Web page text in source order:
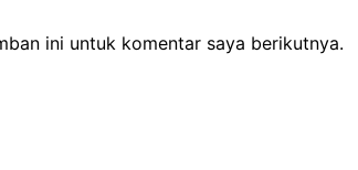
ini untuk komentar saya berikutnya.